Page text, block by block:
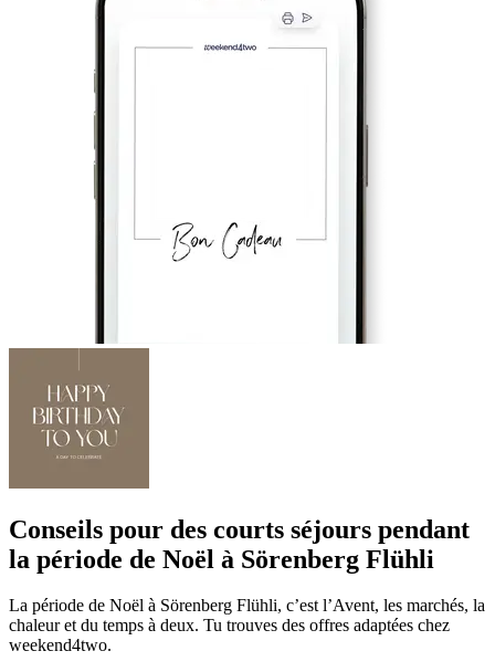
Conseils pour des courts séjours pendant
la période de Noël à Sörenberg Flühli
La période de Noël à Sörenberg Flühli, c’est l’Avent, les marchés, la
chaleur et du temps à deux. Tu trouves des offres adaptées chez
weekend4two.